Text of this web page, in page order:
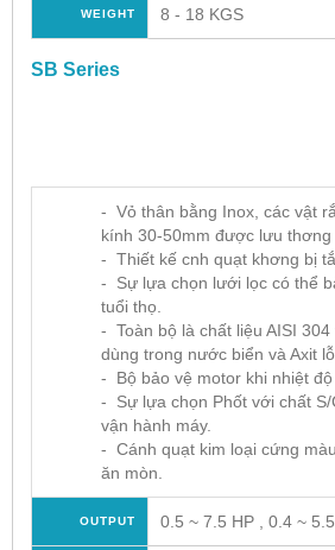
WEIGHT 8 - 18 KGS
SB Series
- Vỏ thân bằng Inox, các vật
kính 30-50mm được lưu thơng
- Thiết kế cnh quạt khơng bị
- Sự lựa chọn lưới lọc có thể
tuổi thọ.
- Toàn bộ là chất liệu AISI 304
dùng trong nước biển và Axit
- Bộ bảo vệ motor khi nhiệt độ
- Sự lựa chọn Phốt với chất S/
vận hành máy.
- Cánh quạt kim loại cứng
ăn mòn.
OUTPUT 0.5 ~ 7.5 HP , 0.4 ~